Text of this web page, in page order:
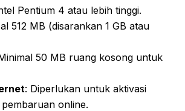
Pentium 4 atau lebih tinggi.
512 MB (disarankan 1 GB atau
50 MB ruang kosong untuk
: Diperlukan untuk aktivasi
online.